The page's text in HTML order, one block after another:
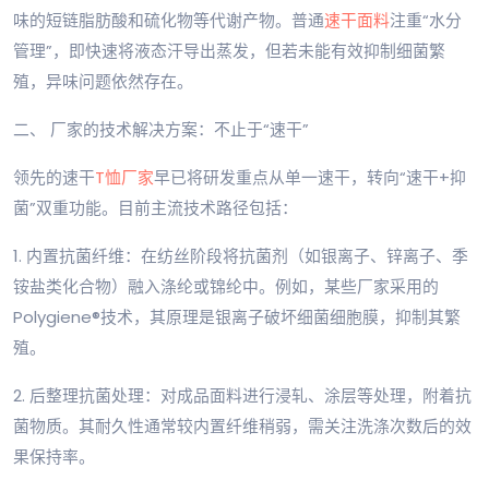
味的短链脂肪酸和硫化物等代谢产物。普通速干面料注重“水分
管理”，即快速将液态汗导出蒸发，但若未能有效抑制细菌繁
殖，异味问题依然存在。
二、 厂家的技术解决方案：不止于“速干”
领先的速干T恤厂家早已将研发重点从单一速干，转向“速干+抑
菌”双重功能。目前主流技术路径包括：
1. 内置抗菌纤维：在纺丝阶段将抗菌剂（如银离子、锌离子、季
铵盐类化合物）融入涤纶或锦纶中。例如，某些厂家采用的
Polygiene®技术，其原理是银离子破坏细菌细胞膜，抑制其繁
殖。
2. 后整理抗菌处理：对成品面料进行浸轧、涂层等处理，附着抗
菌物质。其耐久性通常较内置纤维稍弱，需关注洗涤次数后的效
果保持率。